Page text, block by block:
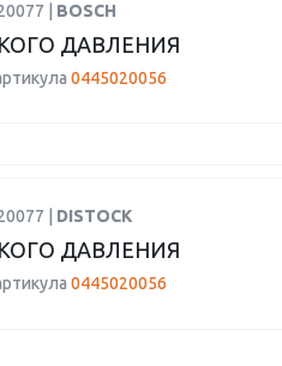
| BOSCH
ДАВЛЕНИЯ
0445020056
| DISTOCK
ДАВЛЕНИЯ
0445020056